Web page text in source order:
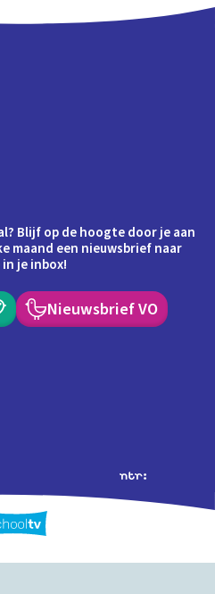
Blijf op de hoogte door je aan
maand een nieuwsbrief naar
je inbox!
Nieuwsbrief VO